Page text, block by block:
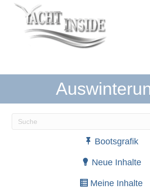
Wenn die Ergebnisse derBootsgrafik
Neue Inhalte
Meine Inhalte